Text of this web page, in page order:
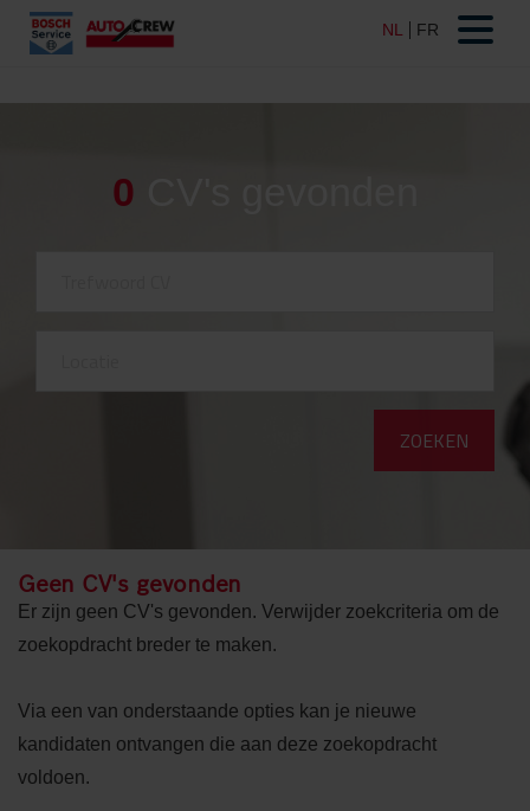
0
Geen CV's gevonden
Er zijn geen CV's gevonden. Verwijder zoekcriteria om de
zoekopdracht breder te maken.
Via een van onderstaande opties kan je nieuwe
kandidaten ontvangen die aan deze zoekopdracht
voldoen.